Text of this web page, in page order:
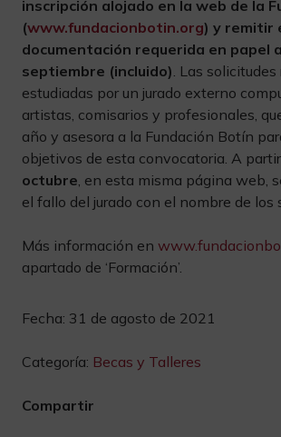
inscripción alojado en la web de la
(www.fundacionbotin.org) y remitir
documentación requerida en papel
septiembre (incluido) . Las
estudiadas por un jurado externo
artistas, comisarios y profesionales,
año y asesora a la Fundación Botín
objetivos de esta convocatoria. A
octubre , en esta misma página web,
el fallo del jurado con el nombre de los
Más información en
apartado de ‘Formación’.
Fecha: 31 de agosto de 2021
Categoría: Becas y Talleres
Compartir